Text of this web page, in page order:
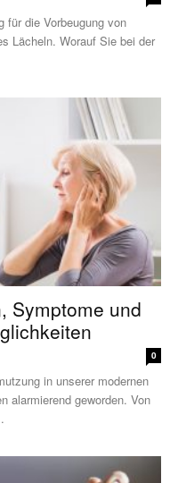
für die Vorbeugung von
Lächeln. Worauf Sie bei der
Symptome und
0
in unserer modernen
alarmierend geworden. Von